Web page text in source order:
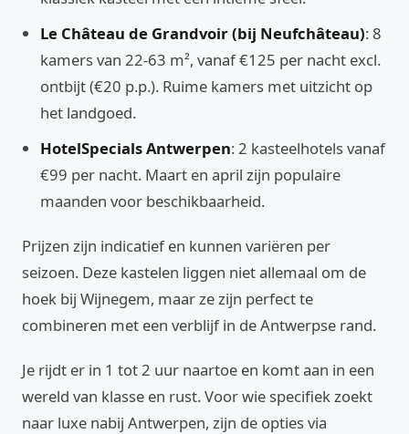
Le Château de Grandvoir (bij Neufchâteau): 8
kamers van 22-63 m², vanaf €125 per nacht excl.
ontbijt (€20 p.p.). Ruime kamers met uitzicht op
het landgoed.
HotelSpecials Antwerpen: 2 kasteelhotels vanaf
€99 per nacht. Maart en april zijn populaire
maanden voor beschikbaarheid.
Prijzen zijn indicatief en kunnen variëren per
seizoen. Deze kastelen liggen niet allemaal om de
hoek bij Wijnegem, maar ze zijn perfect te
combineren met een verblijf in de Antwerpse rand.
Je rijdt er in 1 tot 2 uur naartoe en komt aan in een
wereld van klasse en rust. Voor wie specifiek zoekt
naar luxe nabij Antwerpen, zijn de opties via